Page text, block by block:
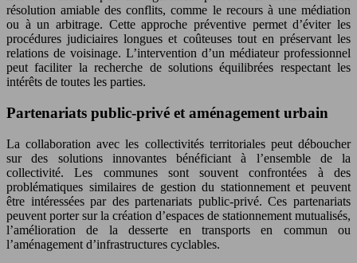
résolution amiable des conflits, comme le recours à une médiation
ou à un arbitrage. Cette approche préventive permet d’éviter les
procédures judiciaires longues et coûteuses tout en préservant les
relations de voisinage. L’intervention d’un médiateur professionnel
peut faciliter la recherche de solutions équilibrées respectant les
intérêts de toutes les parties.
Partenariats public-privé et aménagement urbain
La collaboration avec les collectivités territoriales peut déboucher
sur des solutions innovantes bénéficiant à l’ensemble de la
collectivité. Les communes sont souvent confrontées à des
problématiques similaires de gestion du stationnement et peuvent
être intéressées par des partenariats public-privé. Ces partenariats
peuvent porter sur la création d’espaces de stationnement mutualisés,
l’amélioration de la desserte en transports en commun ou
l’aménagement d’infrastructures cyclables.